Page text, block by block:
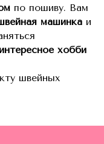
по пошиву. Вам
машинка и
хобби
швейных